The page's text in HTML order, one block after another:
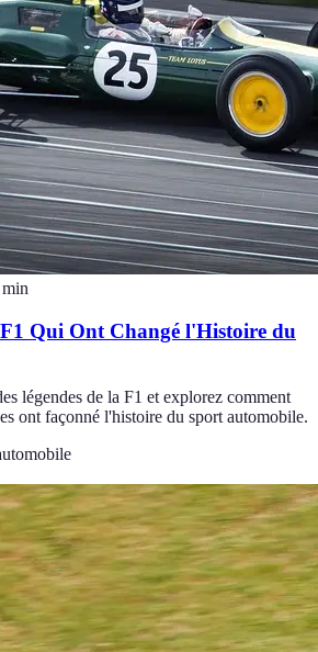
min
F1 Qui Ont Changé l'Histoire du
légendes de la F1 et explorez comment
ont façonné l'histoire du sport automobile.